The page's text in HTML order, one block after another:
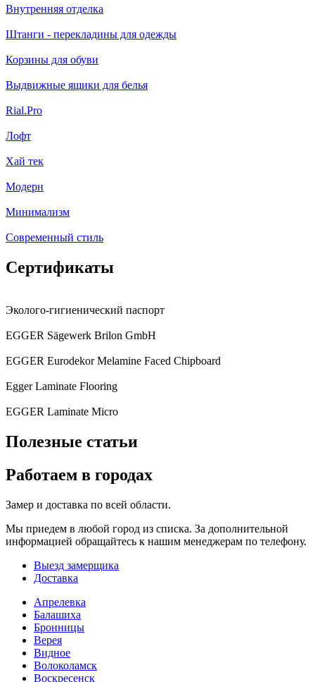
Внутренняя отделка
Штанги - перекладины для одежды
Корзины для обуви
Выдвижные ящики для белья
Rial.Pro
Лофт
Хай тек
Модерн
Минимализм
Современный стиль
Сертификаты
Эколого-гигиенический паспорт
EGGER Sägewerk Brilon GmbH
EGGER Eurodekor Melamine Faced Chipboard
Egger Laminate Flooring
EGGER Laminate Micro
Полезные статьи
Работаем в городах
Замер и доставка по всей области.
Мы приедем в любой город из списка. За дополнительной
информацией обращайтесь к нашим менеджерам по телефону.
Выезд замерщика
Доставка
Апрелевка
Балашиха
Бронницы
Верея
Видное
Волоколамск
Воскресенск